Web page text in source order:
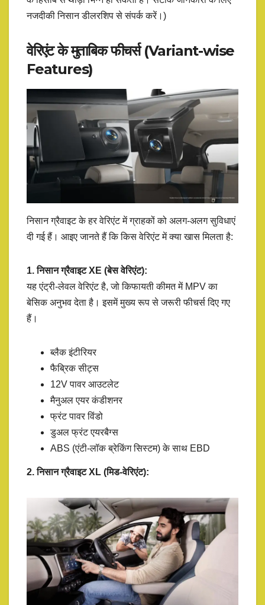
नजदीकी निसान डीलरशिप से संपर्क करें।)
वेरिएंट के मुताबिक फीचर्स (Variant-wise
Features)
निसान ग्रैवाइट के हर वेरिएंट में ग्राहकों को अलग-अलग सुविधाएं
दी गई हैं। आइए जानते हैं कि किस वेरिएंट में क्या खास मिलता है:
1. निसान ग्रैवाइट XE (बेस वेरिएंट):
यह एंट्री-लेवल वेरिएंट है, जो किफायती कीमत में MPV का
बेसिक अनुभव देता है। इसमें मुख्य रूप से जरूरी फीचर्स दिए गए
हैं।
ब्लैक इंटीरियर
फैब्रिक सीट्स
12V पावर आउटलेट
मैनुअल एयर कंडीशनर
फ्रंट पावर विंडो
डुअल फ्रंट एयरबैग्स
ABS (एंटी-लॉक ब्रेकिंग सिस्टम) के साथ EBD
2. निसान ग्रैवाइट XL (मिड-वेरिएंट):